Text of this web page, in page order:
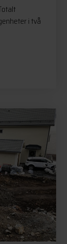
i två